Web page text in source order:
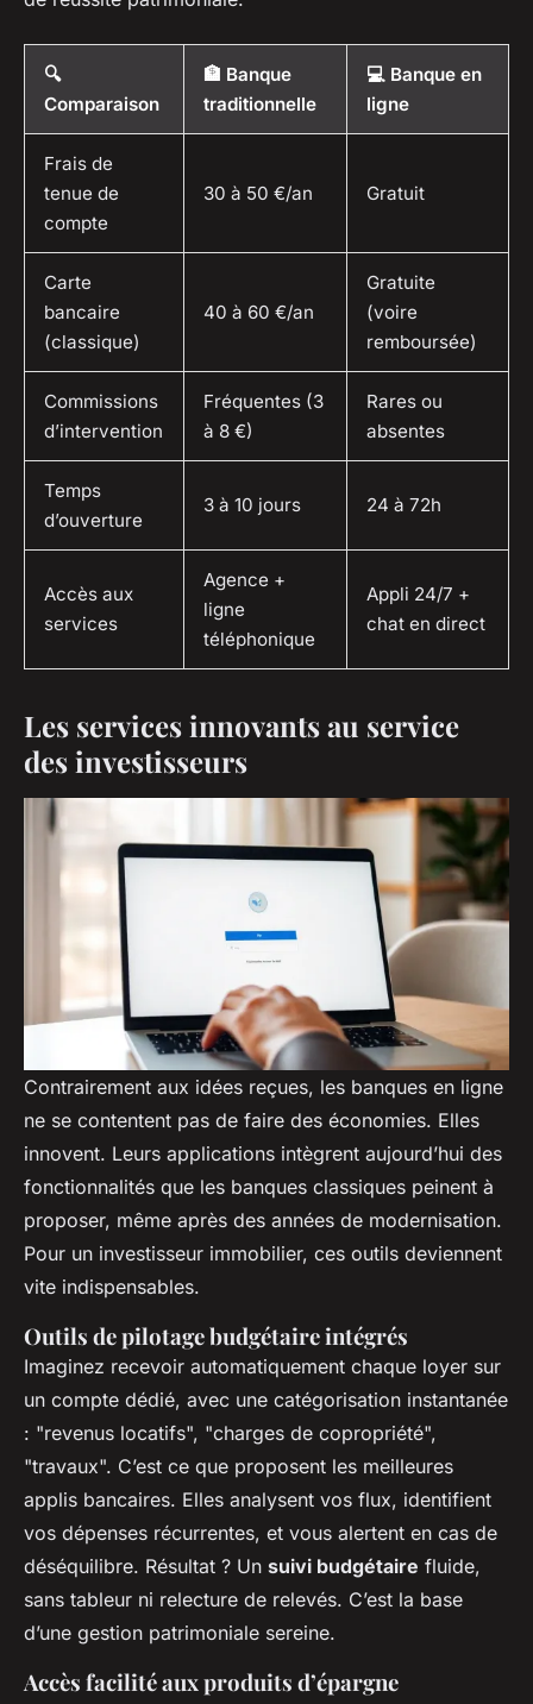
🔍
Comparaison
🏦 Banque
traditionnelle
💻 Banque en
ligne
Frais de
tenue de
compte
30 à 50 €/an Gratuit
Carte
bancaire
(classique)
40 à 60 €/an
Gratuite
(voire
remboursée)
Commissions
d’intervention
Fréquentes (3
à 8 €)
Rares ou
absentes
Temps
d’ouverture
3 à 10 jours 24 à 72h
Accès aux
services
Agence +
ligne
téléphonique
Appli 24/7 +
chat en direct
Les services innovants au service
des investisseurs
Contrairement aux idées reçues, les banques en ligne
ne se contentent pas de faire des économies. Elles
innovent. Leurs applications intègrent aujourd’hui des
fonctionnalités que les banques classiques peinent à
proposer, même après des années de modernisation.
Pour un investisseur immobilier, ces outils deviennent
vite indispensables.
Outils de pilotage budgétaire intégrés
Imaginez recevoir automatiquement chaque loyer sur
un compte dédié, avec une catégorisation instantanée
: "revenus locatifs", "charges de copropriété",
"travaux". C’est ce que proposent les meilleures
applis bancaires. Elles analysent vos flux, identifient
vos dépenses récurrentes, et vous alertent en cas de
déséquilibre. Résultat ? Un suivi budgétaire fluide,
sans tableur ni relecture de relevés. C’est la base
d’une gestion patrimoniale sereine.
Accès facilité aux produits d’épargne